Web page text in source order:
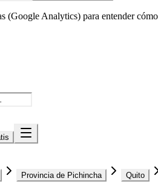
(Google Analytics) para entender
Provincia de Pichincha Quito